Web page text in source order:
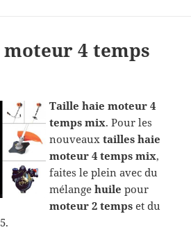
4 temps
Taille haie moteur 4
temps mix. Pour les
nouveaux tailles haie
moteur 4 temps mix,
faites le plein avec du
mélangehuilepour
moteur 2 temps et du